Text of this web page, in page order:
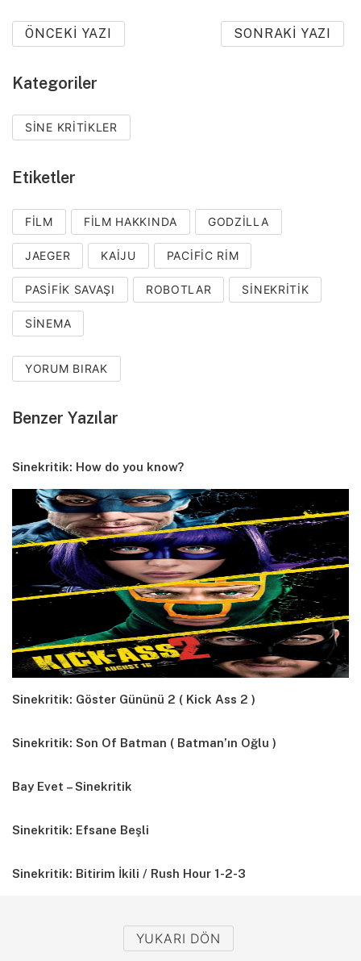
ÖNCEKI YAZI SONRAKI YAZI
Kategoriler
SINE KRITIKLER
Etiketler
FILM FILM HAKKINDA GODZILLA
JAEGER KAIJU PACIFIC RIM
PASIFIK SAVAŞI ROBOTLAR SINEKRITIK
SINEMA
YORUM BIRAK
Benzer Yazılar
Sinekritik: How do you know?
Sinekritik: Göster Gününü 2 ( Kick Ass 2 )
Sinekritik: Son Of Batman ( Batman’ın Oğlu )
Bay Evet – Sinekritik
Sinekritik: Efsane Beşli
Sinekritik: Bitirim İkili / Rush Hour 1-2-3
YUKARI DÖN